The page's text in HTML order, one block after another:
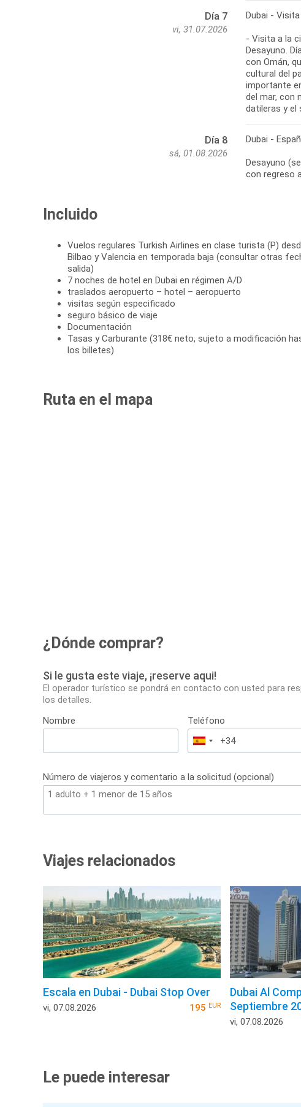
Día 7
vi, 31.07.2026
Dubai -
- Visita a la
Desayuno.
con Omán,
cultural del
importante
del mar, con
datileras y el
Día 8
sá, 01.08.2026
Dubai -
Desayuno
con regreso
Incluido
Vuelos regulares Turkish Airlines en clase turista (P)
Bilbao y Valencia en temporada baja (consultar otras
salida)
7 noches de hotel en Dubai en régimen A/D
traslados aeropuerto – hotel – aeropuerto
visitas según especificado
seguro básico de viaje
Documentación
Tasas y Carburante (318€ neto, sujeto a modificación
los billetes)
Ruta en el mapa
¿Dónde comprar?
Si le gusta este viaje, ¡reserve aqui!
El operador turístico se pondrá en contacto con usted para
los detalles.
Nombre
Teléfono
España
+34
Número de viajeros y comentario a la solicitud (opcional)
Viajes relacionados
Escala en Dubai - Dubai Stop Over
vi, 07.08.2026 195 EUR
Dubai Al
Septiembre
vi, 07.08.2026
Le puede interesar